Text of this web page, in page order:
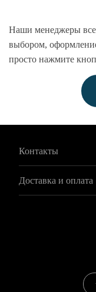
Наши менеджеры
выбором,
просто нажмите
Контакты
Доставка и оплата